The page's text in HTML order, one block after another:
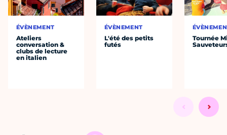
ÉVÈNEMENT
Ateliers
conversation &
clubs de lecture
en italien
ÉVÈNEMENT
L'été des petits
futés
Tournée